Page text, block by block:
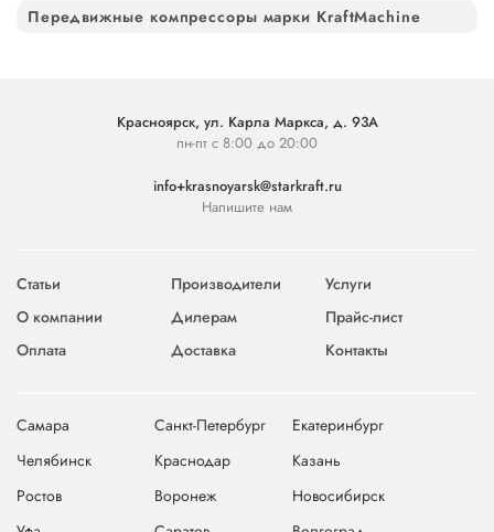
Передвижные компрессоры марки KraftMachine
Красноярск, ул. Карла Маркса, д. 93А
пн-пт с 8:00 до 20:00
info+krasnoyarsk@starkraft.ru
Напишите нам
Статьи Производители
Услуги
О компании
Дилерам
Прайс-лист
Оплата
Доставка Контакты
Самара Санкт-Петербург
Екатеринбург
Челябинск
Краснодар
Казань
Ростов
Воронеж
Новосибирск